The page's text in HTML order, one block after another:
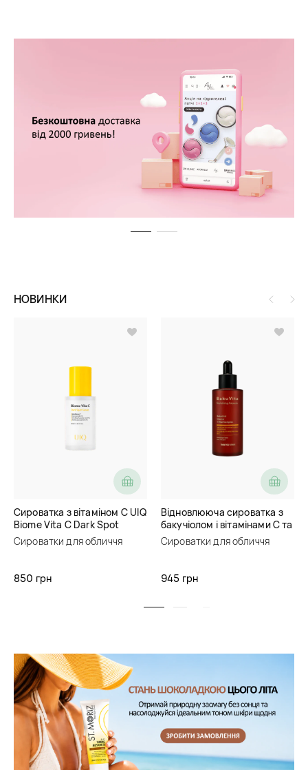
НОВИНКИ
Сироватка з вітаміном C UIQ
Biome Vita C Dark Spot
Serum
Сироватки для обличчя
850 грн
Відновлююча сироватка з
бакучіолом і вітамінами C та
E Thank You Farmer BakuVita
Revitalizing Ampoule
Сироватки для обличчя
945 грн